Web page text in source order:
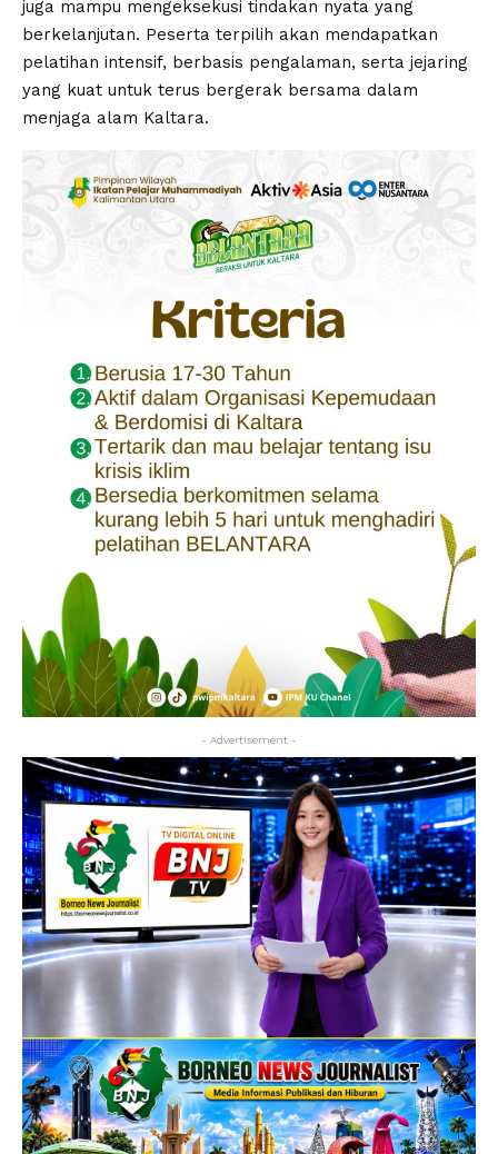
juga mampu mengeksekusi tindakan nyata yang
berkelanjutan. Peserta terpilih akan mendapatkan
pelatihan intensif, berbasis pengalaman, serta jejaring
yang kuat untuk terus bergerak bersama dalam
menjaga alam Kaltara.
- Advertisement -